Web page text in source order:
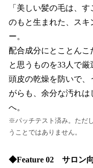
「美しい髪の毛は、
のもと生まれた、ス
ー。
配合成分にとことん
と思うものを33人で厳
頭皮の乾燥を防いで、
がらも、余分な汚れ
へ。
※パッチテスト済み。ただ
うことではありません。
◆Feature 02 サロン